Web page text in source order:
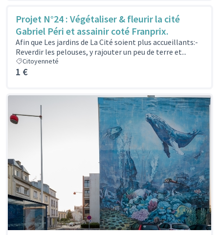
Projet N°24 : Végétaliser & fleurir la cité
Gabriel Péri et assainir coté Franprix.
Afin que Les jardins de La Cité soient plus accueillants:-
Reverdir les pelouses, y rajouter un peu de terre et...
Citoyenneté
1 €